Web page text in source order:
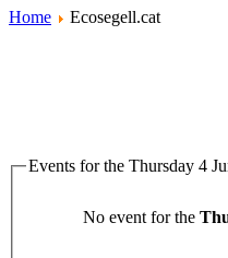
Home
Ecosegell.cat
Events for the Thursday 4
No event for the